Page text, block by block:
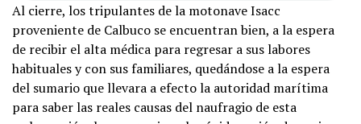
Al cierre, los tripulantes de la motonave Isacc
proveniente de Calbuco se encuentran bien, a la espera
de recibir el alta médica para regresar a sus labores
habituales y con sus familiares, quedándose a la espera
del sumario que llevara a efecto la autoridad marítima
para saber las reales causas del naufragio de esta